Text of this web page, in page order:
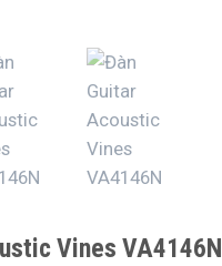
Vines VA4146N